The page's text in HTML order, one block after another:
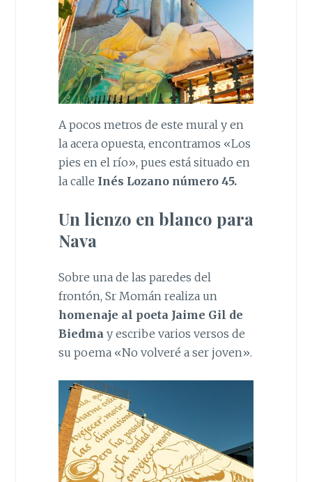
A pocos metros de este mural y en
la acera opuesta, encontramos «Los
pies en el río», pues está situado en
la calle Inés Lozano número 45.
Un lienzo en blanco para
Nava
Sobre una de las paredes del
frontón, Sr Momán realiza un
homenaje al poeta Jaime Gil de
Biedmay escribe varios versos de
su poema «No volveré a ser joven».